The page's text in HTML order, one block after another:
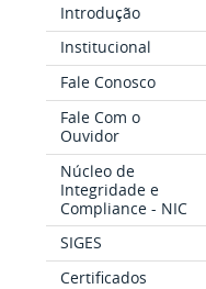
Introdução
Institucional
Fale Conosco
Fale Com o
Ouvidor
Núcleo de
Integridade e
Compliance - NIC
SIGES
Certificados